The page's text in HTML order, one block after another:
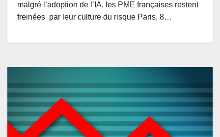
malgré l’adoption de l’IA, les PME françaises restent
freinées par leur culture du risque Paris, 8…